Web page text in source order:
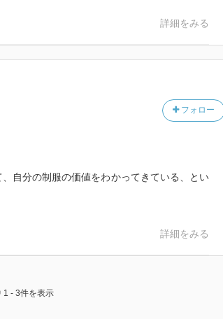
詳細をみる
フォロー
自分の制服の価値をわかってきている、とい
詳細をみる
1 - 3件を表示